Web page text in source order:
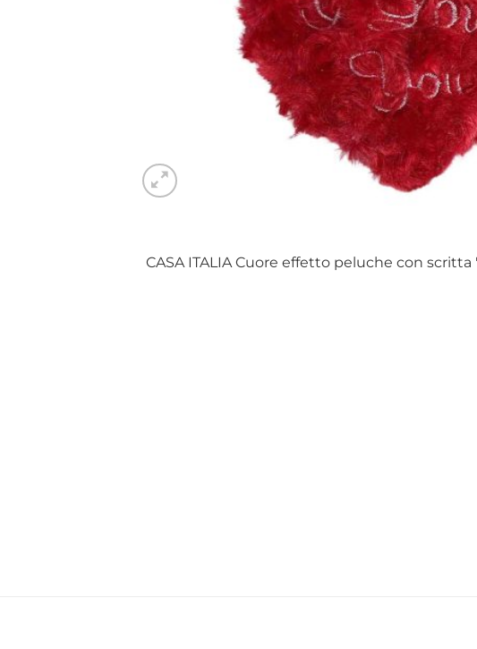
CASA ITALIA Cuore effetto peluche con scritta